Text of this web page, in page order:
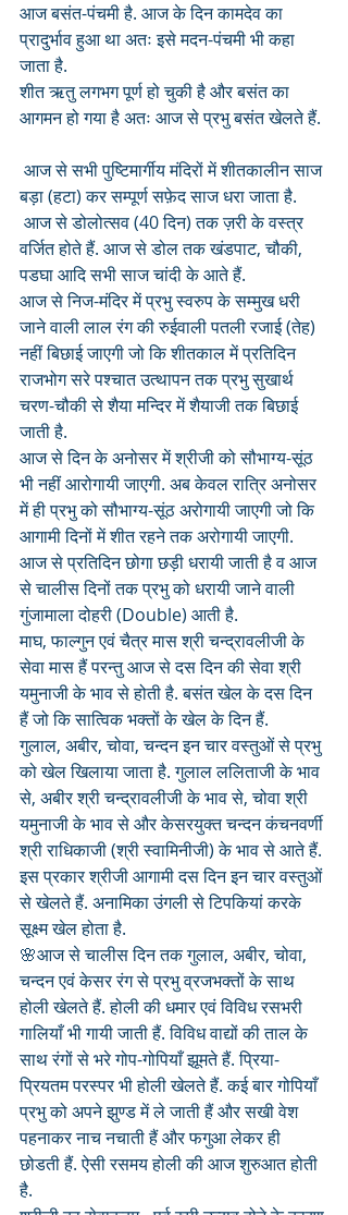
आज बसंत-पंचमी है. आज के दिन कामदेव का
प्रादुर्भाव हुआ था अतः इसे मदन-पंचमी भी कहा
जाता है.
शीत ऋतु लगभग पूर्ण हो चुकी है और बसंत का
आगमन हो गया है अतः आज से प्रभु बसंत खेलते हैं.
बड़ा (हटा) कर सम्पूर्ण सफ़ेद साज धरा जाता है.
वर्जित होते हैं. आज से डोल तक खंडपाट, चौकी,
पडघा आदि सभी साज चांदी के आते हैं.
आज से निज-मंदिर में प्रभु स्वरुप के सम्मुख धरी
जाने वाली लाल रंग की रुईवाली पतली रजाई (तेह)
नहीं बिछाई जाएगी जो कि शीतकाल में प्रतिदिन
राजभोग सरे पश्चात उत्थापन तक प्रभु सुखार्थ
चरण-चौकी से शैया मन्दिर में शैयाजी तक बिछाई
जाती है.
आज से दिन के अनोसर में श्रीजी को सौभाग्य-सूंठ
भी नहीं आरोगायी जाएगी. अब केवल रात्रि अनोसर
में ही प्रभु को सौभाग्य-सूंठ अरोगायी जाएगी जो कि
आगामी दिनों में शीत रहने तक अरोगायी जाएगी.
आज से प्रतिदिन छोगा छड़ी धरायी जाती है व आज
से चालीस दिनों तक प्रभु को धरायी जाने वाली
गुंजामाला दोहरी (Double) आती है.
माघ, फाल्गुन एवं चैत्र मास श्री चन्द्रावलीजी के
सेवा मास हैं परन्तु आज से दस दिन की सेवा श्री
यमुनाजी के भाव से होती है. बसंत खेल के दस दिन
हैं जो कि सात्विक भक्तों के खेल के दिन हैं.
गुलाल, अबीर, चोवा, चन्दन इन चार वस्तुओं से प्रभु
को खेल खिलाया जाता है. गुलाल ललिताजी के भाव
से, अबीर श्री चन्द्रावलीजी के भाव से, चोवा श्री
यमुनाजी के भाव से और केसरयुक्त चन्दन कंचनवर्णी
श्री राधिकाजी (श्री स्वामिनीजी) के भाव से आते हैं.
इस प्रकार श्रीजी आगामी दस दिन इन चार वस्तुओं
से खेलते हैं. अनामिका उंगली से टिपकियां करके
सूक्ष्म खेल होता है.
🌸आज से चालीस दिन तक गुलाल, अबीर, चोवा,
चन्दन एवं केसर रंग से प्रभु व्रजभक्तों के साथ
होली खेलते हैं. होली की धमार एवं विविध रसभरी
गालियाँ भी गायी जाती हैं. विविध वाद्यों की ताल के
साथ रंगों से भरे गोप-गोपियाँ झूमते हैं. प्रिया-
प्रियतम परस्पर भी होली खेलते हैं. कई बार गोपियाँ
प्रभु को अपने झुण्ड में ले जाती हैं और सखी वेश
पहनाकर नाच नचाती हैं और फगुआ लेकर ही
छोडती हैं. ऐसी रसमय होली की आज शुरुआत होती
है.